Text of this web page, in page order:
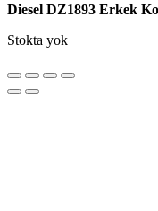
Diesel DZ1893 Erkek
Stokta yok